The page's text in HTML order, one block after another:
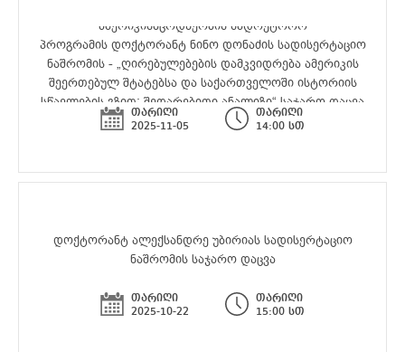
ამერიკისმცოდნეობის სადოქტორო
პროგრამის დოქტორანტ ნინო დონაძის სადისერტაციო
ნაშრომის - „ღირებულებების დამკვიდრება ამერიკის
შეერთებულ შტატებსა და საქართველოში ისტორიის
სწავლების გზით: შედარებითი ანალიზი“ საჯარო დაცვა
თარიღი
2025-11-05
თარიღი
14:00 სთ
დოქტორანტ ალექსანდრე უბირიას სადისერტაციო
ნაშრომის საჯარო დაცვა
თარიღი
2025-10-22
თარიღი
15:00 სთ